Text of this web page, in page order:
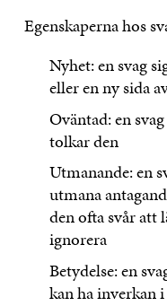
Egenskaperna hos
Nyhet: en svag
eller en ny sida
Oväntad: en
tolkar den
Utmanande: en
utmana
den ofta svår att
ignorera
Betydelse: en
kan ha inverkan